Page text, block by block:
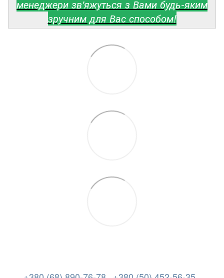
менеджери зв'яжуться з Вами будь-яким
зручним для Вас способом!